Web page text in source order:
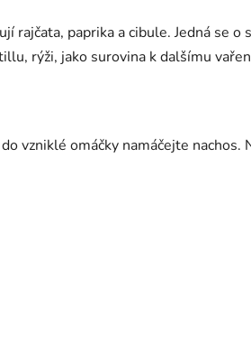
rajčata, paprika a cibule. Jedná se
rýži, jako surovina k dalšímu
vzniklé omáčky namáčejte nachos.